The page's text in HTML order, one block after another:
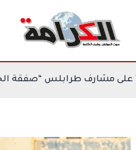
المحتوى
بورندي الهلال” على مشارف